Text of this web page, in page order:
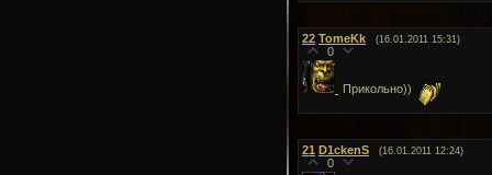
22 TomeKk (16.01.2011 15:31)
0
Прикольно))
21 D1ckenS (16.01.2011 12:24)
0